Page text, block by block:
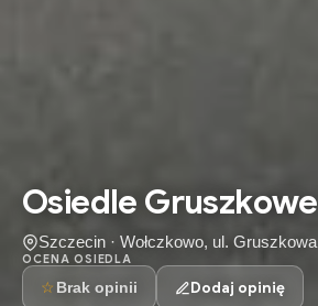
Osiedle Gruszkowe
Szczecin · Wołczkowo, ul. Gruszkowa
OCENA OSIEDLA
☆ Brak opinii Dodaj opinię